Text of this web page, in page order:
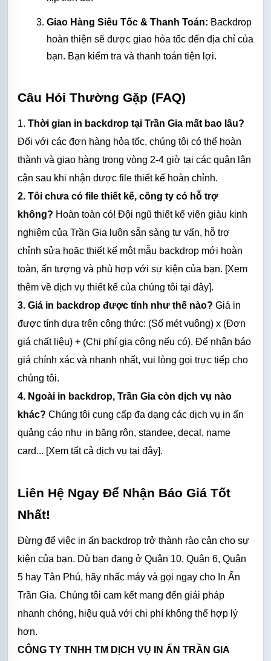
Giao Hàng Siêu Tốc & Thanh Toán: Backdrop
hoàn thiện sẽ được giao hỏa tốc đến địa chỉ của
bạn. Bạn kiểm tra và thanh toán tiện lợi.
Câu Hỏi Thường Gặp (FAQ)
1. Thời gian in backdrop tại Trần Gia mất bao lâu?
Đối với các đơn hàng hỏa tốc, chúng tôi có thể hoàn
thành và giao hàng trong vòng 2-4 giờ tại các quận lân
cận sau khi nhận được file thiết kế hoàn chỉnh.
2. Tôi chưa có file thiết kế, công ty có hỗ trợ
không? Hoàn toàn có! Đội ngũ thiết kế viên giàu kinh
nghiệm của Trần Gia luôn sẵn sàng tư vấn, hỗ trợ
chỉnh sửa hoặc thiết kế một mẫu backdrop mới hoàn
toàn, ấn tượng và phù hợp với sự kiện của bạn. [Xem
thêm về dịch vụ thiết kế của chúng tôi tại đây].
3. Giá in backdrop được tính như thế nào? Giá in
được tính dựa trên công thức: (Số mét vuông) x (Đơn
giá chất liệu) + (Chi phí gia công nếu có). Để nhận báo
giá chính xác và nhanh nhất, vui lòng gọi trực tiếp cho
chúng tôi.
4. Ngoài in backdrop, Trần Gia còn dịch vụ nào
khác? Chúng tôi cung cấp đa dạng các dịch vụ in ấn
quảng cáo như in băng rôn, standee, decal, name
card... [Xem tất cả dịch vụ tại đây].
Liên Hệ Ngay Để Nhận Báo Giá Tốt
Nhất!
Đừng để việc in ấn backdrop trở thành rào cản cho sự
kiện của bạn. Dù bạn đang ở Quận 10, Quận 6, Quận
5 hay Tân Phú, hãy nhấc máy và gọi ngay cho In Ấn
Trần Gia. Chúng tôi cam kết mang đến giải pháp
nhanh chóng, hiệu quả với chi phí không thể hợp lý
hơn.
CÔNG TY TNHH TM DỊCH VỤ IN ẤN TRẦN GIA